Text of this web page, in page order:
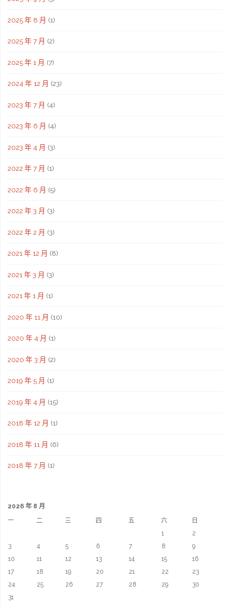
2025 年 8 月 (1)
2025 年 7 月 (2)
2025 年 1 月 (7)
2024 年 12 月 (23)
2023 年 7 月 (4)
2023 年 6 月 (4)
2023 年 4 月 (3)
2022 年 7 月 (1)
2022 年 6 月 (5)
2022 年 3 月 (3)
2022 年 2 月 (3)
2021 年 12 月 (8)
2021 年 3 月 (3)
2021 年 1 月 (1)
2020 年 11 月 (10)
2020 年 4 月 (1)
2020 年 3 月 (2)
2019 年 5 月 (1)
2019 年 4 月 (15)
2018 年 12 月 (1)
2018 年 11 月 (6)
2018 年 7 月 (1)
2026 年 8 月
一
二 三 四 五 六
日
1
2
3
4 5 6 7 8
9
10
11 12 13 14 15
16
17
18 19 20 21 22
23
24
25 26 27 28 29
30
31